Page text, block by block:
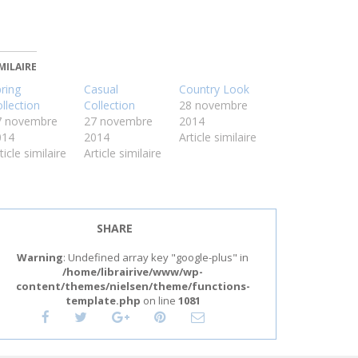
novembre
similaire
Casual
Collection
27 novembre
2014
Article similaire
Country Look
28 novembre
2014
Article similaire
SHARE
Warning: Undefined array key "google-plus" in
/home/librairive/www/wp-
content/themes/nielsen/theme/functions-
template.php on line 1081